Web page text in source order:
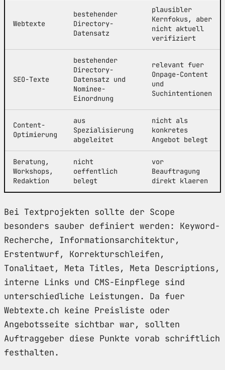
Webtexte
bestehender
Directory-
Datensatz
plausibler
Kernfokus, aber
nicht aktuell
verifiziert
SEO-Texte
bestehender
Directory-
Datensatz und
Nominee-
Einordnung
relevant fuer
Onpage-Content
und
Suchintentionen
Content-
Optimierung
aus
Spezialisierung
abgeleitet
nicht als
konkretes
Angebot belegt
Beratung,
Workshops,
Redaktion
nicht
oeffentlich
belegt
vor
Beauftragung
direkt klaeren
Bei Textprojekten sollte der Scope
besonders sauber definiert werden: Keyword-
Recherche, Informationsarchitektur,
Erstentwurf, Korrekturschleifen,
Tonalitaet, Meta Titles, Meta Descriptions,
interne Links und CMS-Einpflege sind
unterschiedliche Leistungen. Da fuer
Webtexte.ch keine Preisliste oder
Angebotsseite sichtbar war, sollten
Auftraggeber diese Punkte vorab schriftlich
festhalten.